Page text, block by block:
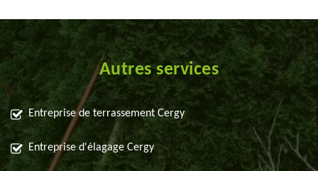
Autres services
Entreprise de terrassement Cergy
Entreprise d'élagage Cergy